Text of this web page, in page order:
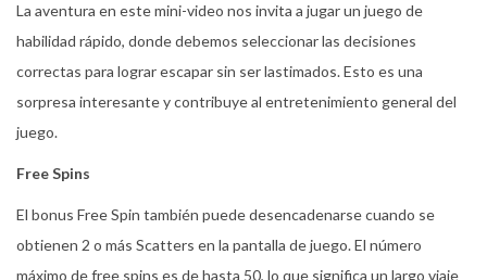
La aventura en este mini-video nos invita a jugar un juego de
habilidad rápido, donde debemos seleccionar las decisiones
correctas para lograr escapar sin ser lastimados. Esto es una
sorpresa interesante y contribuye al entretenimiento general del
juego.
Free Spins
El bonus Free Spin también puede desencadenarse cuando se
obtienen 2 o más Scatters en la pantalla de juego. El número
máximo de free spins es de hasta 50, lo que significa un largo viaje